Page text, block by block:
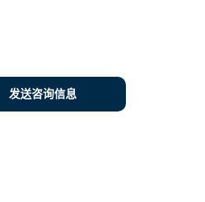
发送咨询信息